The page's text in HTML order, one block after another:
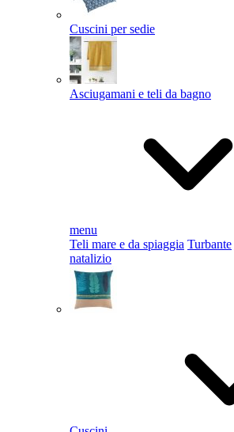
Cuscini per sedie
Asciugamani e teli da bagno
menu
Teli mare e da spiaggia Turbante
natalizio